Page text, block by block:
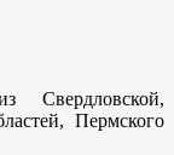
Свердловской,
Пермского